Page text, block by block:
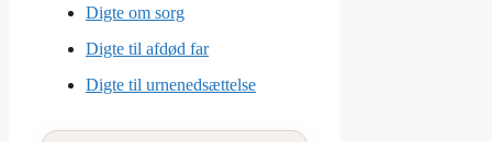
Digte om sorg
Digte til afdød far
Digte til urnenedsættelse